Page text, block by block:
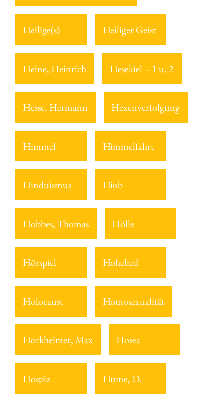
Heilige(s) Heiliger Geist
Heine, Heinrich Hesekiel – 1 u. 2
Hesse, Hermann Hexenverfolgung
Himmel Himmelfahrt
Hinduismus Hiob
Hobbes, Thomas Hölle
Hörspiel Hohelied
Holocaust Homosexualität
Horkheimer, Max Hosea
Hospiz Hume, D.